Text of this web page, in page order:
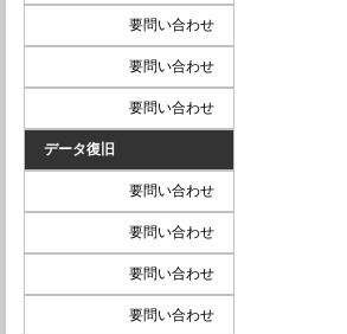
要問い合わせ
要問い合わせ
要問い合わせ
データ復旧
要問い合わせ
要問い合わせ
要問い合わせ
要問い合わせ